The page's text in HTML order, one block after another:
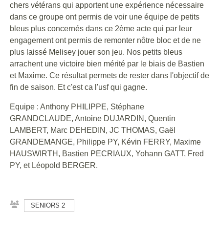
chers vétérans qui apportent une expérience nécessaire
dans ce groupe ont permis de voir une équipe de petits
bleus plus concernés dans ce 2ème acte qui par leur
engagement ont permis de remonter nôtre bloc et de ne
plus laissé Melisey jouer son jeu. Nos petits bleus
arrachent une victoire bien mérité par le biais de Bastien
et Maxime. Ce résultat permets de rester dans l'objectif de
fin de saison. Et c'est ca l'usf qui gagne.
Equipe : Anthony PHILIPPE, Stéphane
GRANDCLAUDE, Antoine DUJARDIN, Quentin
LAMBERT, Marc DEHEDIN, JC THOMAS, Gaël
GRANDEMANGE, Philippe PY, Kévin FERRY, Maxime
HAUSWIRTH, Bastien PECRIAUX, Yohann GATT, Fred
PY, et Léopold BERGER.
SENIORS 2